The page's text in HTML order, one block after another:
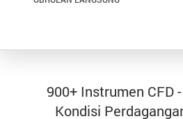
900+ Instrumen CFD
Kondisi